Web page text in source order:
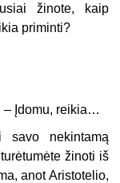
žinote, kaip
priminti?
– Įdomu, reikia…
nekintamą
žinoti iš
anot Aristotelio,